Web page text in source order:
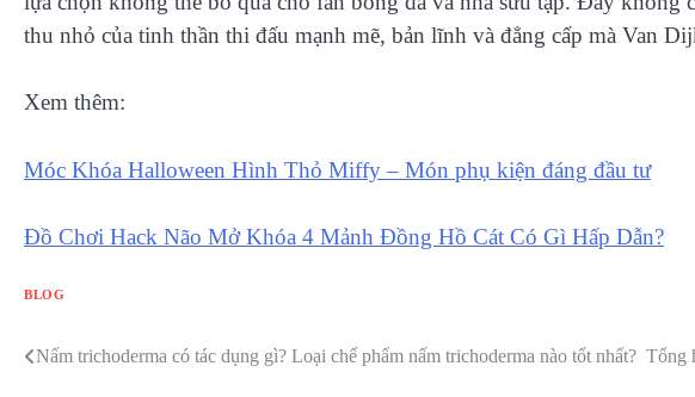
thu nhỏ của tinh thần thi đấu mạnh mẽ, bản lĩnh và đẳng cấp mà Van
Xem thêm:
Móc Khóa Halloween Hình Thỏ Miffy – Món phụ kiện đáng đầu tư
Đồ Chơi Hack Não Mở Khóa 4 Mảnh Đồng Hồ Cát Có Gì Hấp Dẫn?
BLOG
Điều
Nấm trichoderma có tác dụng gì? Loại chế phẩm nấm trichoderma nào tốt nhất? Tổng